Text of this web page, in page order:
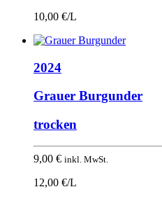
10,00 €/L
2024
Grauer Burgunder
trocken
9,00 € inkl. MwSt.
12,00 €/L